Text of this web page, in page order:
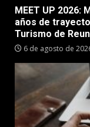
MEET UP 2026:
años de
Turismo de
6 de agosto de